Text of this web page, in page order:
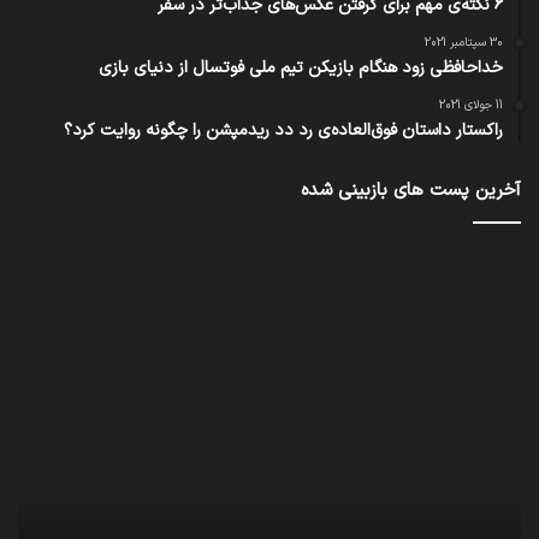
6 نکته‌ی مهم برای گرفتن عکس‌های جذاب‌تر در سفر
30 سپتامبر 2021
خداحافظی زود هنگام بازیکن تیم ملی فوتسال از دنیای بازی
11 جولای 2021
راکستار داستان فوق‌العاده‌ی رد دد ریدمپشن را چگونه روایت کرد؟
آخرین پست های بازبینی شده